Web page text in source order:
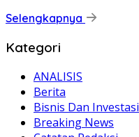
Selengkapnya
Kategori
ANALISIS
Berita
Bisnis Dan Investasi
Breaking News